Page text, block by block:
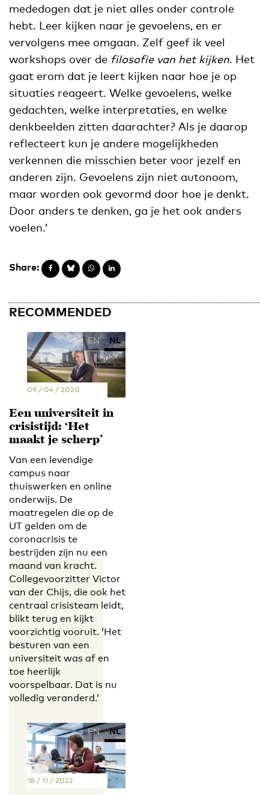
mededogen dat je niet alles onder controle
hebt. Leer kijken naar je gevoelens, en er
vervolgens mee omgaan. Zelf geef ik veel
workshops over de filosofie van het kijken. Het
gaat erom dat je leert kijken naar hoe je op
situaties reageert. Welke gevoelens, welke
gedachten, welke interpretaties, en welke
denkbeelden zitten daarachter? Als je daarop
reflecteert kun je andere mogelijkheden
verkennen die misschien beter voor jezelf en
anderen zijn. Gevoelens zijn niet autonoom,
maar worden ook gevormd door hoe je denkt.
Door anders te denken, ga je het ook anders
voelen.’
Share:
RECOMMENDED
EN NL
09 / 04 / 2020
Een universiteit in
crisistijd: ‘Het
maakt je scherp’
Van een levendige
campus naar
thuiswerken en online
onderwijs. De
maatregelen die op de
UT gelden om de
coronacrisis te
bestrijden zijn nu een
maand van kracht.
Collegevoorzitter Victor
van der Chijs, die ook het
centraal crisisteam leidt,
blikt terug en kijkt
voorzichtig vooruit. ‘Het
besturen van een
universiteit was af en
toe heerlijk
voorspelbaar. Dat is nu
volledig veranderd.’
EN NL
18 / 11 / 2022